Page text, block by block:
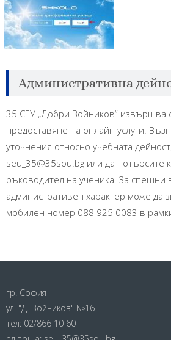
Административна
35 СЕУ „Добри Войников“ извършва
предоставяне на онлайн услуги.
уточнения относно учебната
seu_35@35sou.bg или да потърсите
ръководител на ученика. За спешни
административен характер може да
мобилен номер 088 925 0083 в
гр. София
ул. "Д. Войников" №16
тел: 02/866 10 60